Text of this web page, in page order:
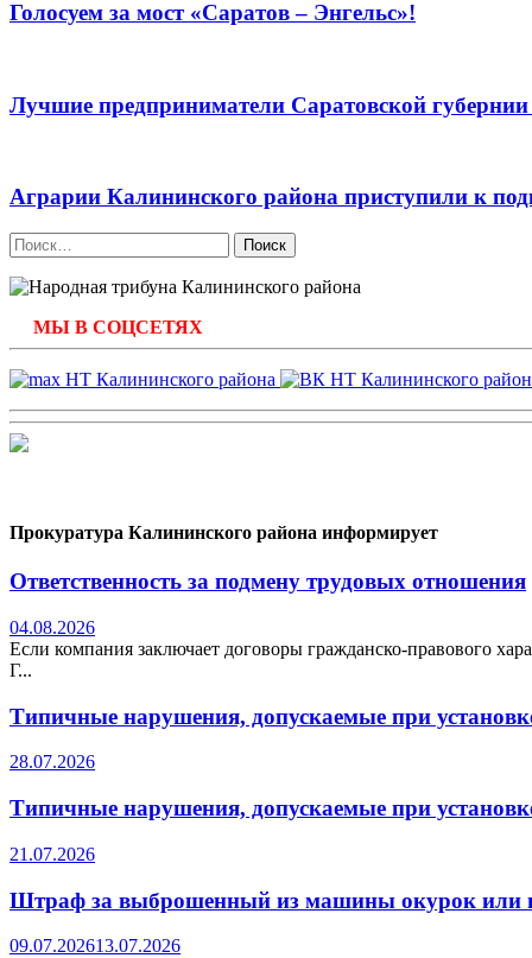
Голосуем за мост «Саратов – Энгельс»!
Лучшие предприниматели Саратовской
Аграрии Калининского района приступили к
Найти:
МЫ В СОЦСЕТЯХ
Прокуратура Калининского района информирует
Ответственность за подмену трудовых отношения
04.08.2026
Если компания заключает договоры гражданско-правового
Г...
Типичные нарушения, допускаемые при
28.07.2026
Типичные нарушения, допускаемые при
21.07.2026
Штраф за выброшенный из машины окурок или
09.07.202613.07.2026